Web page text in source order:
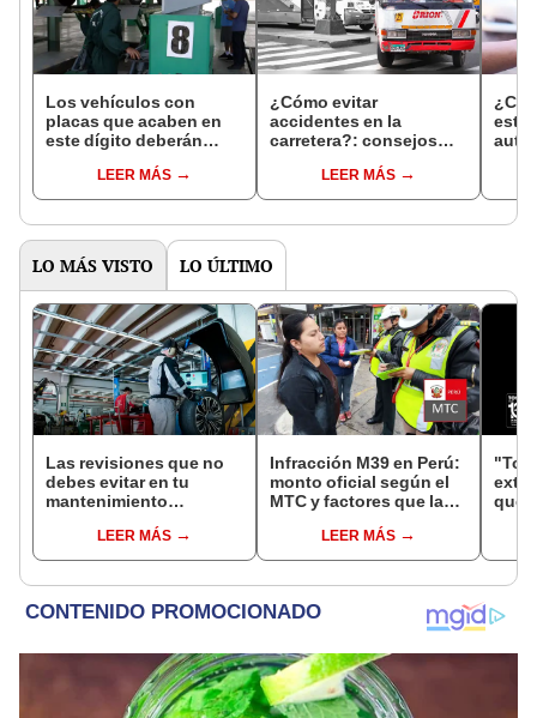
Los vehículos con
placas que acaben en
este dígito deberán
en mayo 2025, según
Sutran
LEER MÁS
¿Cómo evitar
accidentes en la
carretera?: consejos
Transportes para
conducir seguro
LEER MÁS
auto
LO MÁS VISTO LO ÚLTIMO
Las revisiones que no
debes evitar en tu
mantenimiento
viajar en coche
LEER MÁS
Infracción M39 en Perú:
monto oficial según el
MTC y factores que la
LEER MÁS
que